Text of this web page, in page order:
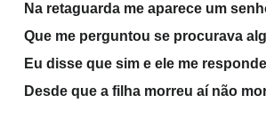
Na retaguarda me aparece um
Que me perguntou se procurava
Eu disse que sim e ele me
Desde que a filha morreu aí não